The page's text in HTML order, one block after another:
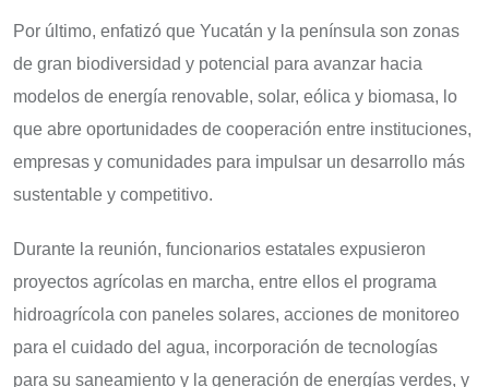
Por último, enfatizó que Yucatán y la península son zonas
de gran biodiversidad y potencial para avanzar hacia
modelos de energía renovable, solar, eólica y biomasa, lo
que abre oportunidades de cooperación entre instituciones,
empresas y comunidades para impulsar un desarrollo más
sustentable y competitivo.
Durante la reunión, funcionarios estatales expusieron
proyectos agrícolas en marcha, entre ellos el programa
hidroagrícola con paneles solares, acciones de monitoreo
para el cuidado del agua, incorporación de tecnologías
para su saneamiento y la generación de energías verdes, y